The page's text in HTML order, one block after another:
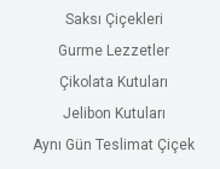
Saksı Çiçekleri
Gurme Lezzetler
Çikolata Kutuları
Jelibon Kutuları
Aynı Gün Teslimat Çiçek